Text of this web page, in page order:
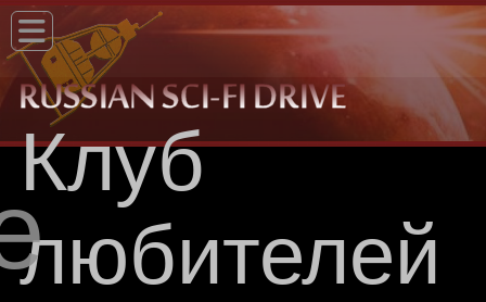
Клуб
любителей